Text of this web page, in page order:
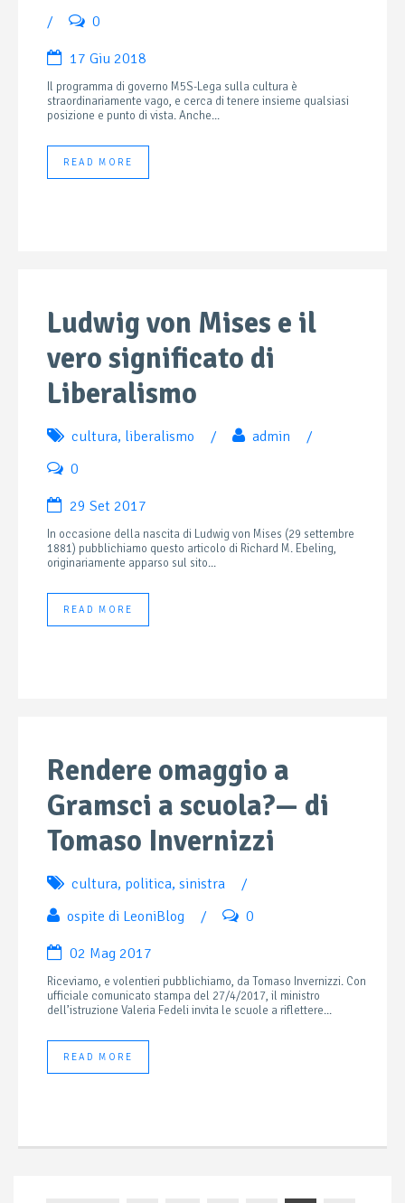
/ 0
17 Giu 2018
Il programma di governo M5S-Lega sulla cultura è
straordinariamente vago, e cerca di tenere insieme qualsiasi
posizione e punto di vista. Anche...
READ MORE
Ludwig von Mises e il
vero significato di
Liberalismo
cultura, liberalismo / admin
/
0
29 Set 2017
In occasione della nascita di Ludwig von Mises (29 settembre
1881) pubblichiamo questo articolo di Richard M. Ebeling,
originariamente apparso sul sito...
READ MORE
Rendere omaggio a
Gramsci a scuola?— di
Tomaso Invernizzi
cultura, politica, sinistra
/
ospite di LeoniBlog
/ 0
02 Mag 2017
Riceviamo, e volentieri pubblichiamo, da Tomaso Invernizzi. Con
ufficiale comunicato stampa del 27/4/2017, il ministro
dell’istruzione Valeria Fedeli invita le scuole a riflettere...
READ MORE